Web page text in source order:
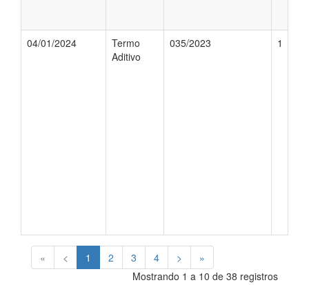
04/01/2024
Termo
Aditivo
035/2023 1
« < 1 2 3 4 >
»
Mostrando 1 a 10 de 38 registros